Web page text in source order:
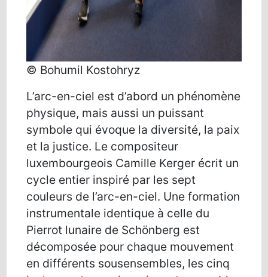
© Bohumil Kostohryz
L’arc-en-ciel est d’abord un phénomène
physique, mais aussi un puissant
symbole qui évoque la diversité, la paix
et la justice. Le compositeur
luxembourgeois Camille Kerger écrit un
cycle entier inspiré par les sept
couleurs de l’arc-en-ciel. Une formation
instrumentale identique à celle du
Pierrot lunaire de Schönberg est
décomposée pour chaque mouvement
en différents sousensembles, les cinq